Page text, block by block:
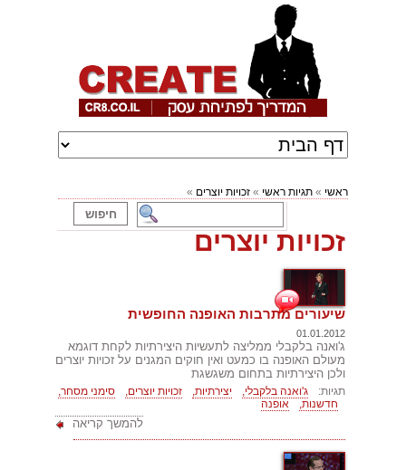
ראשי » תגיות ראשי » זכויות יוצרים »
זכויות יוצרים
שיעורים מתרבות האופנה החופשית
01.01.2012
ג'ואנה בלקבלי ממליצה לתעשיות היצירתיות לקחת דוגמא
מעולם האופנה בו כמעט ואין חוקים המגנים על זכויות יוצרים
ולכן היצירתיות בתחום משגשגת
תגיות: ג'ואנה בלקבלי, יצירתיות, זכויות יוצרים,
סימני מסחר,
חדשנות,
אופנה
להמשך קריאה